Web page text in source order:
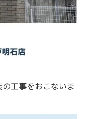
工事をおこないま